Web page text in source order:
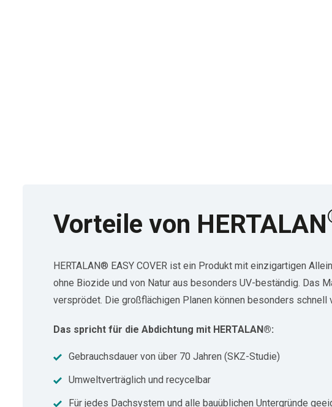
Vorteile von HERTALAN
HERTALAN® EASY COVER ist ein Produkt mit einzigartigen
ohne Biozide und von Natur aus besonders UV-beständig. Das
versprödet. Die großflächigen Planen können besonders
Das spricht für die Abdichtung mit HERTALAN®:
Gebrauchsdauer von über 70 Jahren (SKZ-Studie)
Umweltverträglich und recycelbar
Für jedes Dachsystem und alle bauüblichen Untergründe